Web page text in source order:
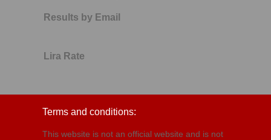
Results by Email
Lira Rate
Terms and conditions:
This website is not an official website and is not